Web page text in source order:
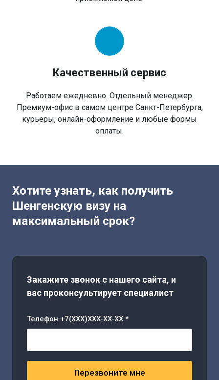
Качественный сервис
Работаем ежедневно. Отдельный менеджер.
Премиум-офис в самом центре Санкт-Петербурга,
курьеры, онлайн-оформление и любые формы
оплаты.
Хотите узнать, как получить
Шенгенскую визу на
максимальный срок?
Закажите звонок с нашего сайта, и
вас проконсультирует специалист
Телефон +7(XXX)XXX-XX-XX *
Перезвоните мне